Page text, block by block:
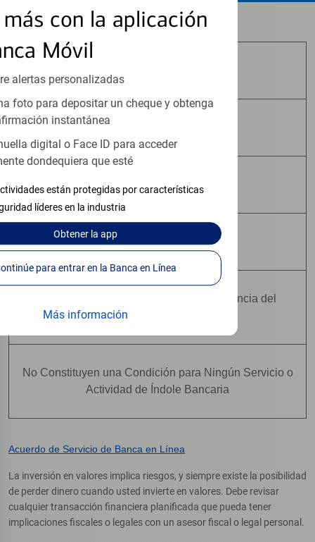
con la aplicación
Móvil
alertas personalizadas
foto para depositar un cheque y obtenga
instantánea
digital o Face ID para acceder
dondequiera que esté
están protegidas por características
líderes en la industria
Obtenerla app
Continúe para entrar en la Banca en Línea
Más información
Los productos de inversión y seguros:
No Tienen Garantía Bancaria
Pueden Perder Valor
No Constituyen Depósitos
No Están Asegurados Por Ninguna Agencia del
Gobierno Federal
No Constituyen una Condición para Ningún Servicio o
Actividad de Índole Bancaria
Acuerdo de Servicio de Banca en Línea
La inversión en valores implica riesgos, y siempre existe la posibilidad
de perder dinero cuando usted invierte en valores. Debe revisar
cualquier transacción financiera planificada que pueda tener
implicaciones fiscales o legales con un asesor fiscal o legal personal.